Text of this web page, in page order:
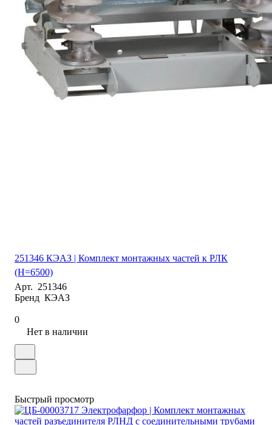
251346 КЭАЗ | Комплект монтажных частей к РЛК
(H=6500)
Арт. 251346
Бренд КЭАЗ
0
Нет в наличии
Быстрый просмотр